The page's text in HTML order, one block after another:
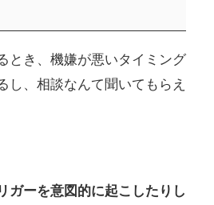
とき、機嫌が悪いタイミング
し、相談なんて聞いてもらえ
ガーを意図的に起こしたりし